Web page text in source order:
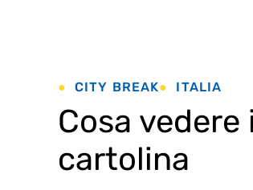
CITY BREAK ITALIA
Cosa vedere
cartolina